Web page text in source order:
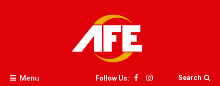
AFE
Menu Follow Us: Search